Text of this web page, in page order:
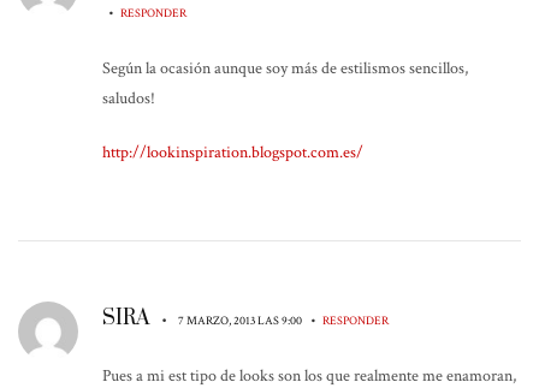
• RESPONDER
Según la ocasión aunque soy más de estilismos sencillos,
saludos!
http://lookinspiration.blogspot.com.es/
SIRA • 7 MARZO, 2013 LAS 9:00 • RESPONDER
Pues a mi est tipo de looks son los que realmente me enamoran,